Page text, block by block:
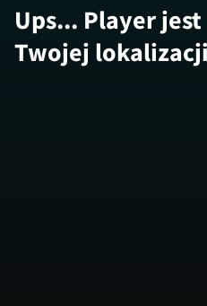
Ups... Player
Twojej lokalizacji